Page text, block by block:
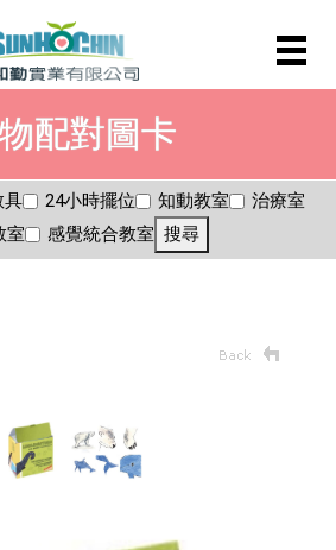
配對圖卡
具 24小時擺位 知動教室
治療室
室
感覺統合教室 搜尋